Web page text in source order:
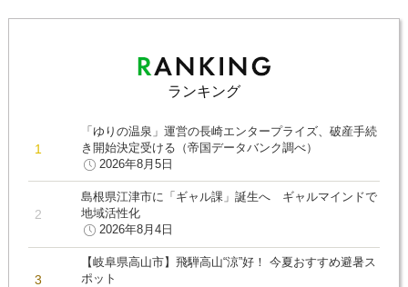
ランキング
「ゆりの温泉」運営の長崎エンタープライズ、破産手続
き開始決定受ける（帝国データバンク調べ）
2026年8月5日
島根県江津市に「ギャル課」誕生へ ギャルマインドで
地域活性化
2026年8月4日
【岐阜県高山市】飛騨高山“涼”好！ 今夏おすすめ避暑ス
ポット